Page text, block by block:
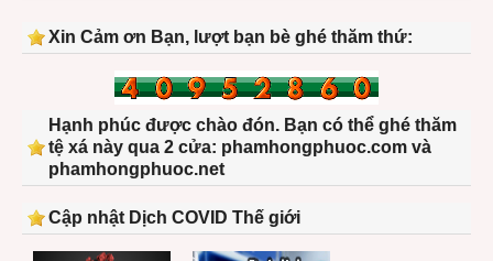
Xin Cảm ơn Bạn, lượt bạn bè ghé thăm thứ:
Hạnh phúc được chào đón. Bạn có thể ghé thăm
tệ xá này qua 2 cửa: phamhongphuoc.com và
phamhongphuoc.net
Cập nhật Dịch COVID Thế giới